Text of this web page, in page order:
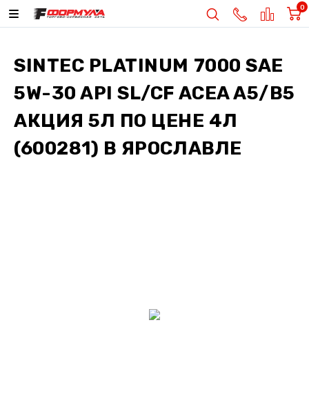
0
SINTEC PLATINUM 7000 SAE
5W-30 API SL/CF ACEA A5/B5
АКЦИЯ 5Л ПО ЦЕНЕ 4Л
(600281) В ЯРОСЛАВЛЕ